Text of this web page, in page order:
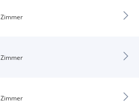
Zimmer
Zimmer
Zimmer